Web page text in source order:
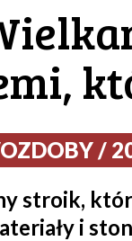
/
stroik,
i